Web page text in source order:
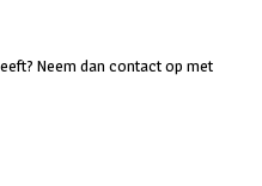
Neem dan contact op met